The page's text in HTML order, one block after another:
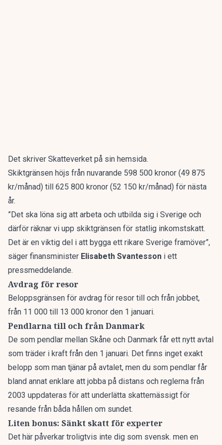
Det skriver Skatteverket på sin hemsida.
Skiktgränsen höjs från nuvarande 598 500 kronor (49 875
kr/månad) till 625 800 kronor (52 150 kr/månad) för nästa
år.
”Det ska löna sig att arbeta och utbilda sig i Sverige och
därför räknar vi upp skiktgränsen för statlig inkomstskatt.
Det är en viktig del i att bygga ett rikare Sverige framöver”,
säger finansminister Elisabeth Svantesson i ett
pressmeddelande.
Avdrag för resor
Beloppsgränsen för avdrag för resor till och från jobbet,
från 11 000 till 13 000 kronor den 1 januari.
Pendlarna till och från Danmark
De som pendlar mellan Skåne och Danmark får ett nytt avtal
som träder i kraft från den 1 januari. Det finns inget exakt
belopp som man tjänar på avtalet, men du som pendlar får
bland annat enklare att jobba på distans och reglerna från
2003 uppdateras för att underlätta skattemässigt för
resande från båda hållen om sundet.
Liten bonus: Sänkt skatt för experter
Det här påverkar troligtvis inte dig som svensk. men en